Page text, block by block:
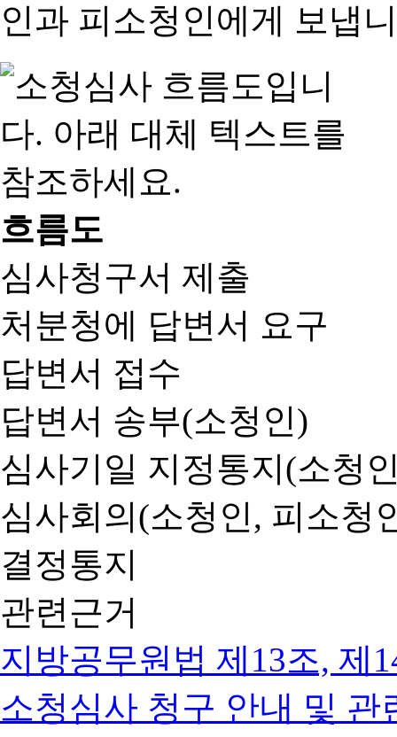
인과 피소청인에게 보냅
흐름도
심사청구서 제출
처분청에 답변서 요구
답변서 접수
답변서 송부(소청인)
심사기일 지정통지(소청
심사회의(소청인, 피소청
결정통지
관련근거
지방공무원법 제13조, 제
소청심사 청구 안내 및 관